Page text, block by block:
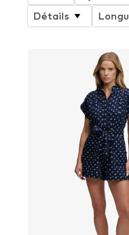
Détails